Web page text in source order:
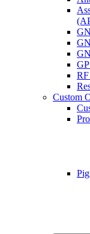
RF
Custom